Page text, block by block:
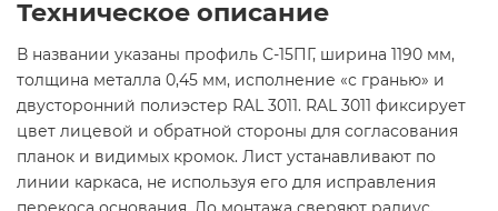
Техническое описание
В названии указаны профиль С-15ПГ, ширина 1190 мм,
толщина металла 0,45 мм, исполнение «с гранью» и
двусторонний полиэстер RAL 3011. RAL 3011 фиксирует
цвет лицевой и обратной стороны для согласования
планок и видимых кромок. Лист устанавливают по
линии каркаса, не используя его для исправления